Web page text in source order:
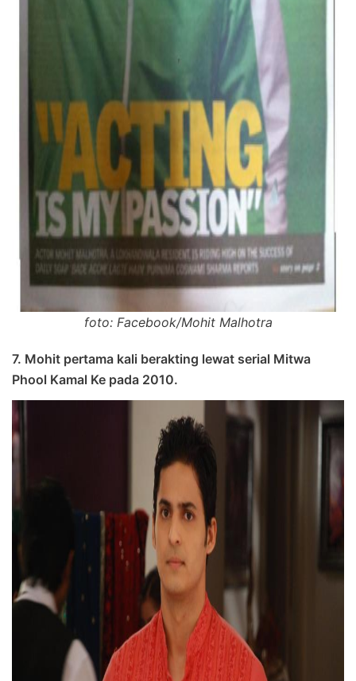
foto: Facebook/Mohit Malhotra
7. Mohit pertama kali berakting lewat serial Mitwa
Phool Kamal Ke pada 2010.